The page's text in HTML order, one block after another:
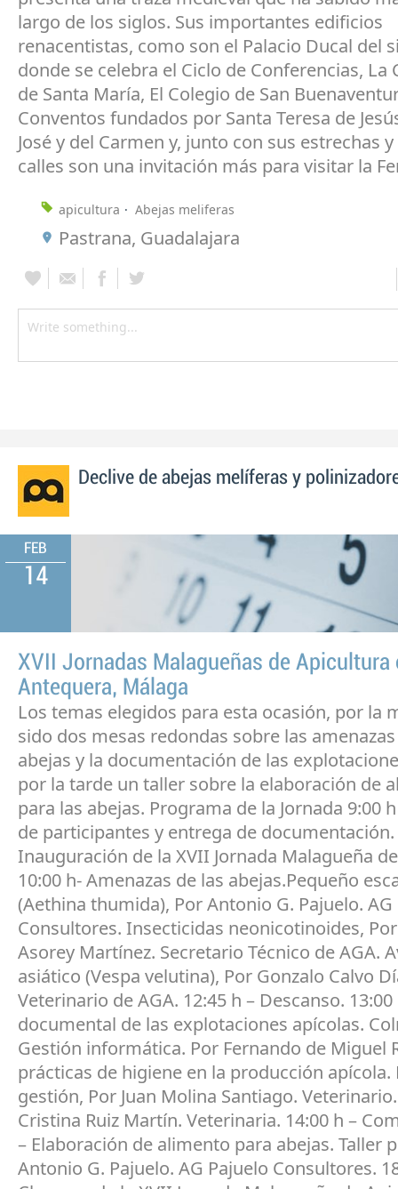
largo de los siglos. Sus importantes edificios
renacentistas, como son el Palacio Ducal del
donde se celebra el Ciclo de Conferencias, La
de Santa María, El Colegio de San
Conventos fundados por Santa Teresa de
José y del Carmen y, junto con sus estrechas
calles son una invitación más para visitar la
apicultura Abejas meliferas
Pastrana, Guadalajara
Declive de abejas melíferas y
FEB
14
XVII Jornadas Malagueñas de Apicultura
Antequera, Málaga
Los temas elegidos para esta ocasión, por la
sido dos mesas redondas sobre las
abejas y la documentación de las
por la tarde un taller sobre la elaboración de
para las abejas. Programa de la Jornada 9:00
de participantes y entrega de documentación.
Inauguración de la XVII Jornada Malagueña
10:00 h- Amenazas de las abejas.Pequeño
(Aethina thumida), Por Antonio G. Pajuelo. AG
Consultores. Insecticidas neonicotinoides,
Asorey Martínez. Secretario Técnico de AGA.
asiático (Vespa velutina), Por Gonzalo Calvo
Veterinario de AGA. 12:45 h – Descanso.
documental de las explotaciones apícolas.
Gestión informática. Por Fernando de Miguel
prácticas de higiene en la producción apícola.
gestión, Por Juan Molina Santiago.
Cristina Ruiz Martín. Veterinaria. 14:00 h –
– Elaboración de alimento para abejas. Taller
Antonio G. Pajuelo. AG Pajuelo Consultores.